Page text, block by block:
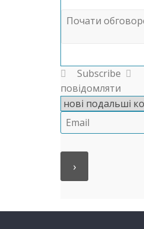
Subscribe
повідомляти